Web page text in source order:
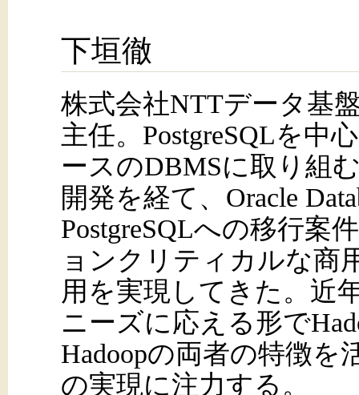
下垣徹
株式会社NTTデータ基
主任。PostgreSQLを中
ースのDBMSに取り組
開発を経て、Oracle
PostgreSQLへの移行案
ョンクリティカルな商
用を実現してきた。近
ニーズに応える形で
Hadoopの両者の特徴
の実現に注力する。